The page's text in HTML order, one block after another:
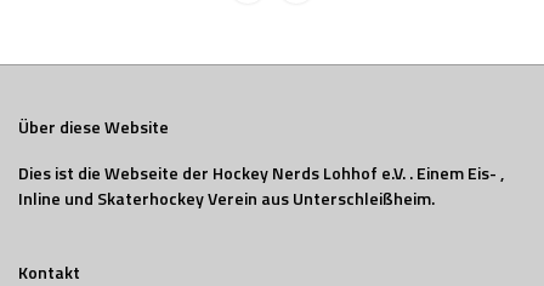
Über diese Website
Dies ist die Webseite der Hockey Nerds Lohhof e.V. . Einem Eis- ,
Inline und Skaterhockey Verein aus Unterschleißheim.
Kontakt